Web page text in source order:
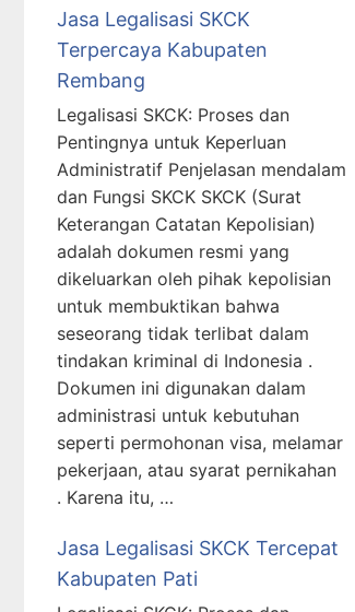
Jasa Legalisasi SKCK
Terpercaya Kabupaten
Rembang
Legalisasi SKCK: Proses dan
Pentingnya untuk Keperluan
Administratif Penjelasan mendalam
dan Fungsi SKCK SKCK (Surat
Keterangan Catatan Kepolisian)
adalah dokumen resmi yang
dikeluarkan oleh pihak kepolisian
untuk membuktikan bahwa
seseorang tidak terlibat dalam
tindakan kriminal di Indonesia .
Dokumen ini digunakan dalam
administrasi untuk kebutuhan
seperti permohonan visa, melamar
pekerjaan, atau syarat pernikahan
. Karena itu, …
Jasa Legalisasi SKCK Tercepat
Kabupaten Pati